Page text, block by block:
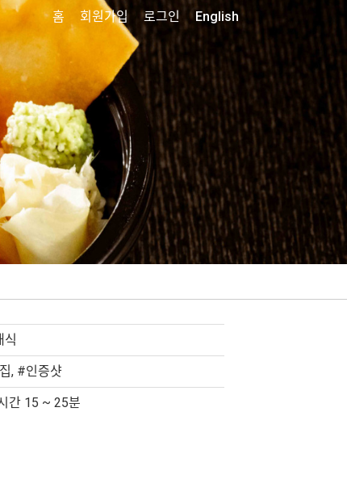
홈 회원가입 로그인 English
식
, #인증샷
간 15 ~ 25분